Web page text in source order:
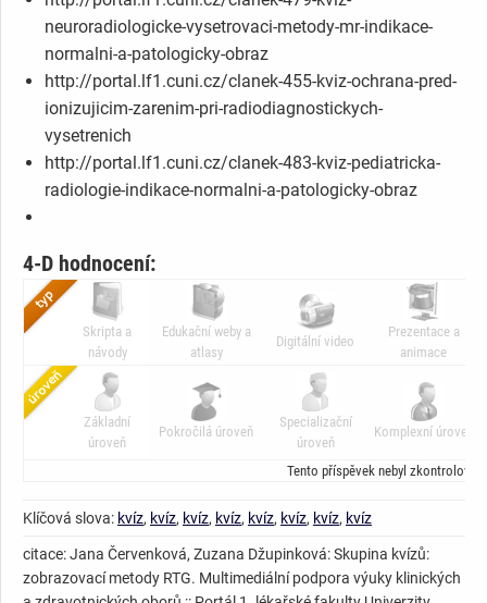
neuroradiologicke-vysetrovaci-metody-mr-indikace-
normalni-a-patologicky-obraz
http://portal.lf1.cuni.cz/clanek-455-kviz-ochrana-pred-
ionizujicim-zarenim-pri-radiodiagnostickych-
vysetrenich
http://portal.lf1.cuni.cz/clanek-483-kviz-pediatricka-
radiologie-indikace-normalni-a-patologicky-obraz
4-D hodnocení:
Skripta a
návody
Edukační weby a
atlasy
Digitální video
Prezentace a
animace
Základní
úroveň
Pokročilá úroveň
Specializační
úroveň
Komplexní úroveň
Tento příspěvek nebyl
Klíčová slova: kvíz, kvíz, kvíz, kvíz, kvíz, kvíz, kvíz, kvíz
citace: Jana Červenková, Zuzana Džupinková: Skupina kvízů:
zobrazovací metody RTG. Multimediální podpora výuky klinických